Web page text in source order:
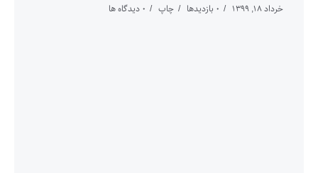
خرداد ۱۸, ۱۳۹۹ ۰ بازدیدها چاپ ۰ دیدگاه ها